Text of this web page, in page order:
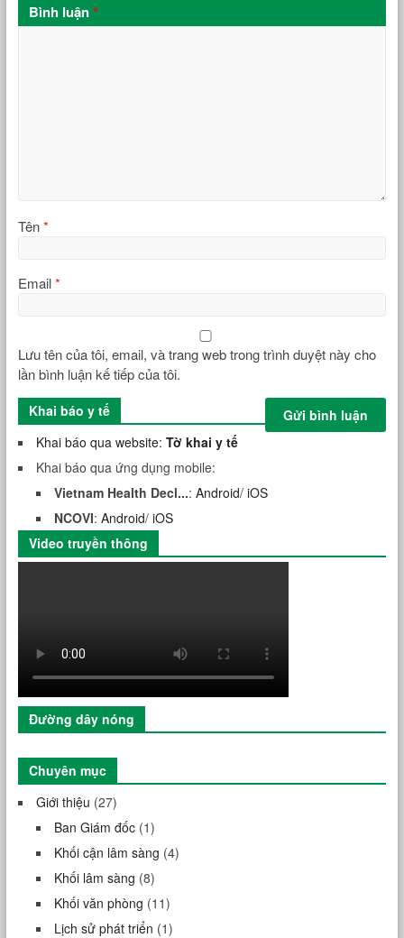
Bình luận*
Tên*
Email*
Lưu tên của tôi, email, và trang web trong trình duyệt này cho
lần bình luận kế tiếp của tôi.
Khai báo y tế
Khai báo qua website: Tờ khai y tế
Khai báo qua ứng dụng mobile:
Vietnam Health Decl...: Android/ iOS
NCOVI: Android/ iOS
Video truyền thông
Đường dây nóng
Chuyên mục
Giới thiệu (27)
Ban Giám đốc(1)
Khối cận lâm sàng (4)
Khối lâm sàng (8)
Khối văn phòng (11)
Lịch sử phát triển (1)